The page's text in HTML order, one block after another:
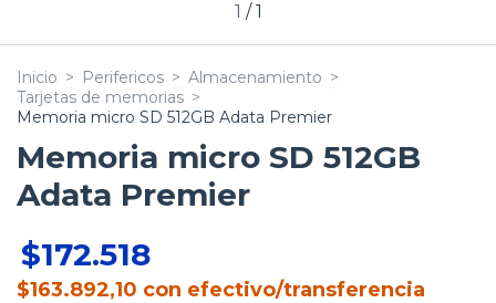
1 /1
Inicio > Perifericos > Almacenamiento >
Tarjetas de memorias >
Memoria micro SD 512GB Adata Premier
Memoria micro SD 512GB
Adata Premier
$172.518
$163.892,10 con efectivo/transferencia